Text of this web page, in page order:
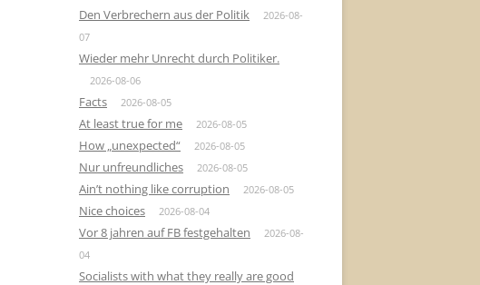
Den Verbrechern aus der Politik
2026-08-
07
Wieder mehr Unrecht durch Politiker.
2026-08-06
Facts 2026-08-05
At least true for me 2026-08-05
How „unexpected“ 2026-08-05
Nur unfreundliches 2026-08-05
Ain’t nothing like corruption 2026-08-05
Nice choices 2026-08-04
Vor 8 jahren auf FB festgehalten
2026-08-
04
Socialists with what they really are good